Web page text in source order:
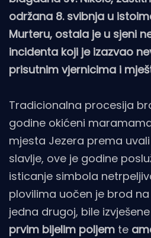
održana 8. svibnja u
Murteru, ostala je u sjeni
incidenta koji je izazvao
prisutnim vjernicima i
Tradicionalna procesija
godine okićeni
mjesta Jezera prema
slavlje, ove je godine
isticanje simbola
plovilima uočen je brod
jedna drugoj, bile izvješene
prvim bijelim poljem te